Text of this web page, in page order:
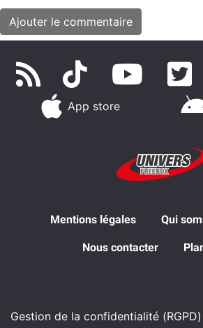
App store
Mentions légales Qui
Nous contacter
Gestion de la confidentialité (RGPD)